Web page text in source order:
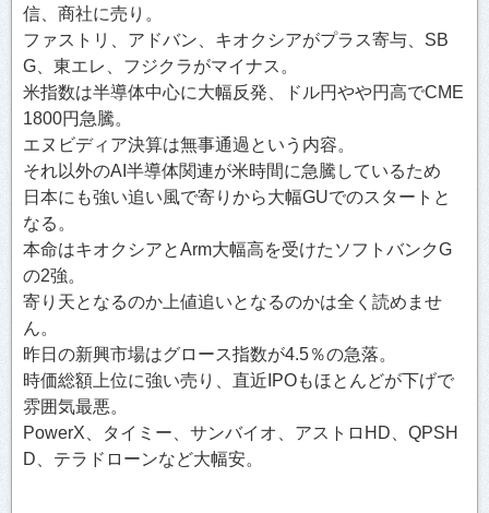
信、商社に売り。
ファストリ、アドバン、キオクシアがプラス寄与、SB
G、東エレ、フジクラがマイナス。
米指数は半導体中心に大幅反発、ドル円やや円高でCME
1800円急騰。
エヌビディア決算は無事通過という内容。
それ以外のAI半導体関連が米時間に急騰しているため
日本にも強い追い風で寄りから大幅GUでのスタートと
なる。
本命はキオクシアとArm大幅高を受けたソフトバンクG
の2強。
寄り天となるのか上値追いとなるのかは全く読めませ
ん。
昨日の新興市場はグロース指数が4.5％の急落。
時価総額上位に強い売り、直近IPOもほとんどが下げで
雰囲気最悪。
PowerX、タイミー、サンバイオ、アストロHD、QPSH
D、テラドローンなど大幅安。